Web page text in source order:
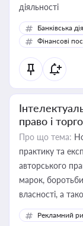
діяльності
Банківська
Фінансові
право і
Про що тема:
практику та
авторського
марок,
власності, а
Рекламний